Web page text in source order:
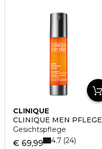
CLINIQUE
CLINIQUE MEN PFLEGE
Gesichtspflege
€ 69,99 4.7 24